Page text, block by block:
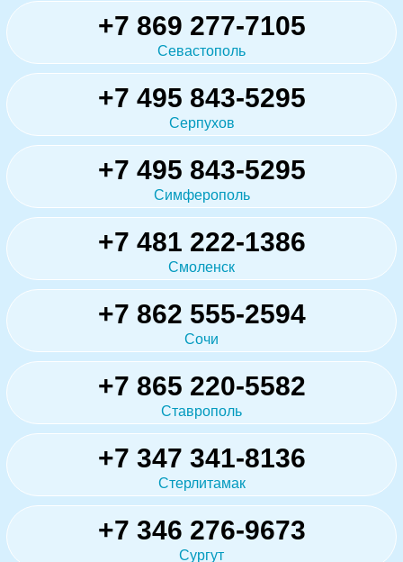
+7 869 277-7105
Севастополь
+7 495 843-5295
Серпухов
+7 495 843-5295
Симферополь
+7 481 222-1386
Смоленск
+7 862 555-2594
Сочи
+7 865 220-5582
Ставрополь
+7 347 341-8136
Стерлитамак
+7 346 276-9673
Сургут